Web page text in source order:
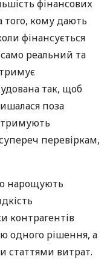
фінансових
того, кому дають
фінансується
реальний та
так, щоб
поза
перевіркам,
нарощують
контрагентів
одного рішення, а
статтями витрат.